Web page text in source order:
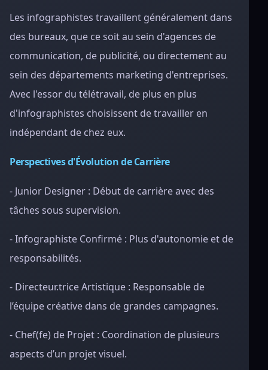
Les infographistes travaillent généralement dans
des bureaux, que ce soit au sein d'agences de
communication, de publicité, ou directement au
sein des départements marketing d'entreprises.
Avec l'essor du télétravail, de plus en plus
d'infographistes choisissent de travailler en
indépendant de chez eux.
Perspectives d'Évolution de Carrière
- Junior Designer : Début de carrière avec des
tâches sous supervision.
- Infographiste Confirmé : Plus d'autonomie et de
responsabilités.
- Directeur.trice Artistique : Responsable de
l’équipe créative dans de grandes campagnes.
- Chef(fe) de Projet : Coordination de plusieurs
aspects d’un projet visuel.